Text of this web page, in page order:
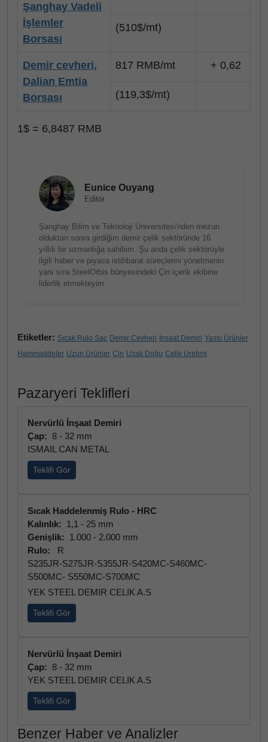
Şanghay Vadeli
İşlemler
Borsası
(510$/mt)
Demir cevheri,
Dalian Emtia
Borsası
817 RMB/mt + 0,62
(119,3$/mt)
1$ = 6,8487 RMB
Eunice Ouyang
Editör
Şanghay Bilim ve Teknoloji Üniversitesi'nden mezun
olduktan sonra girdiğim demir çelik sektöründe 16
yıllık bir uzmanlığa sahibim. Şu anda çelik sektörüyle
ilgili haber ve piyasa istihbarat süreçlerini yönetmenin
yanı sıra SteelOrbis bünyesindeki Çin içerik ekibine
liderlik etmekteyim.
Etiketler: Sıcak Rulo Sac Demir Cevheri İnşaat Demiri Yassı Ürünler
Hammaddeler Uzun Ürünler Çin Uzak Doğu Çelik Üretimi
Pazaryeri Teklifleri
Nervürlü İnşaat Demiri
Çap: 8 - 32 mm
ISMAIL CAN METAL
Teklifi Gör
Sıcak Haddelenmiş Rulo - HRC
Kalınlık: 1,1 - 25 mm
Genişlik: 1.000 - 2.000 mm
Rulo:
R
S235JR-S275JR-S355JR-S420MC-S460MC-
S500MC- S550MC-S700MC
YEK STEEL DEMIR CELIK A.S
Teklifi Gör
Nervürlü İnşaat Demiri
Çap: 8 - 32 mm
YEK STEEL DEMIR CELIK A.S
Teklifi Gör
Benzer Haber ve Analizler